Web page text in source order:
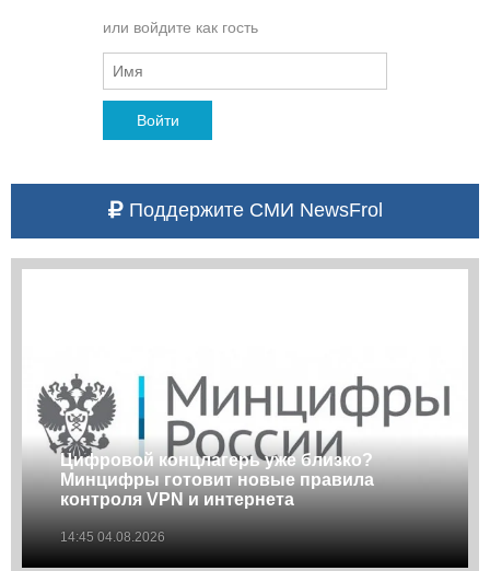
или войдите как гость
Войти
Поддержите СМИ NewsFrol
Цифровой концлагерь уже близко?
Минцифры готовит новые правила
контроля VPN и интернета
14:45 04.08.2026